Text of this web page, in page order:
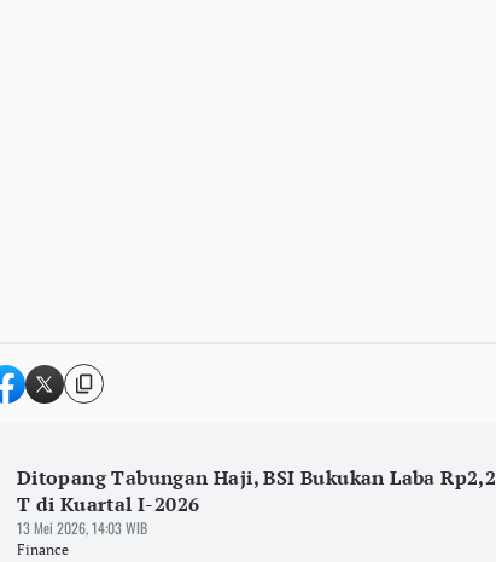
Ditopang Tabungan Haji, BSI Bukukan Laba Rp2,2
T di Kuartal I-2026
13 Mei 2026, 14:03 WIB
Finance